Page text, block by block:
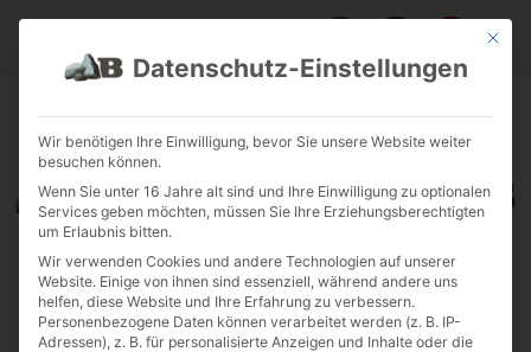
JOBS
FUHRPARK
Mit
Datenschutz-Einstellungen
Wir benötigen Ihre Einwilligung, bevor Sie unsere Website weiter
besuchen können.
Wenn Sie unter 16 Jahre alt sind und Ihre Einwilligung zu optionalen
Services geben möchten, müssen Sie Ihre Erziehungsberechtigten
um Erlaubnis bitten.
Wir verwenden Cookies und andere Technologien auf unserer
Website. Einige von ihnen sind essenziell, während andere uns
helfen, diese Website und Ihre Erfahrung zu verbessern.
Personenbezogene Daten können verarbeitet werden (z. B. IP-
Adressen), z. B. für personalisierte Anzeigen und Inhalte oder die